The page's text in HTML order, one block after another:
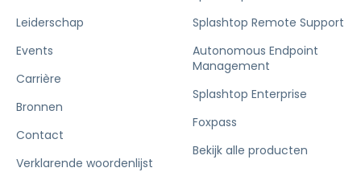
Leiderschap
Events
Carrière
Bronnen
Contact
Verklarende woordenlijst
Splashtop Remote Support
Autonomous Endpoint
Management
Splashtop Enterprise
Foxpass
Bekijk alle producten